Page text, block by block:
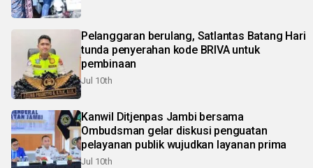
Pelanggaran berulang, Satlantas Batang Hari
tunda penyerahan kode BRIVA untuk
pembinaan
Jul 10th
Kanwil Ditjenpas Jambi bersama
Ombudsman gelar diskusi penguatan
pelayanan publik wujudkan layanan prima
Jul 10th